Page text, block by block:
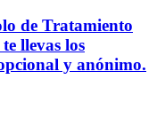
de Tratamiento
llevas los
y anónimo.